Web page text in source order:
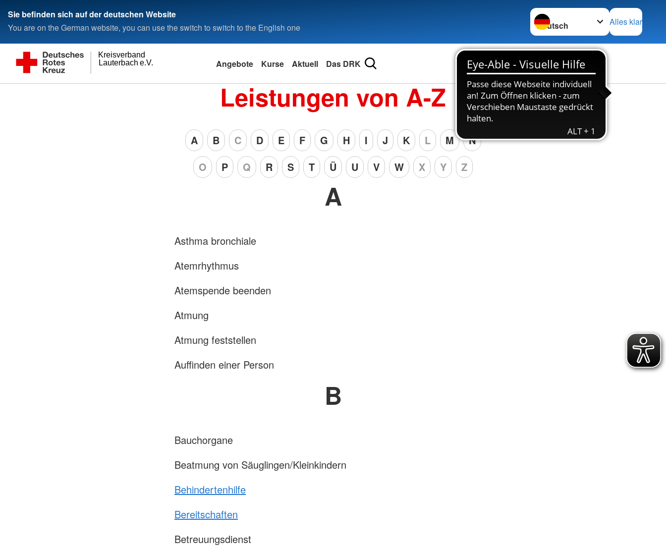
Sie befinden sich auf der deutschen Website
You are on the German website, you can use the switch to switch to the English one
Sprache wechseln zu
Alles klar
Lauterbach e.V.
Kreisverband
Angebote Kurse Aktuell Das DRK
Leistungen von A-Z
A B C D E F G H I J K L M
N
O
P Q R S T Ü U V W X Y Z
A
Asthma bronchiale
Atemrhythmus
Atemspende beenden
Atmung
Atmung feststellen
Auffinden einer Person
B
Bauchorgane
Beatmung von Säuglingen/Kleinkindern
Behindertenhilfe
Bereitschaften
Betreuungsdienst